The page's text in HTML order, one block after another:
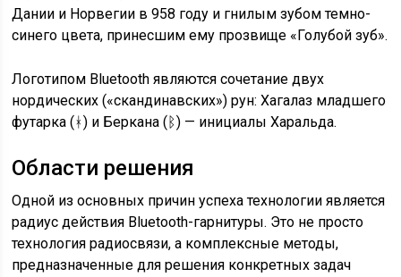
Дании и Норвегии в 958 году и гнилым зубом темно-
синего цвета, принесшим ему прозвище «Голубой зуб».
Логотипом Bluetooth являются сочетание двух
нордических («скандинавских») рун: Хагалаз младшего
футарка (ᚼ) и Беркана (ᛒ) — инициалы Харальда.
Области решения
Одной из основных причин успеха технологии является
радиус действия Bluetooth-гарнитуры. Это не просто
технология радиосвязи, а комплексные методы,
предназначенные для решения конкретных задач